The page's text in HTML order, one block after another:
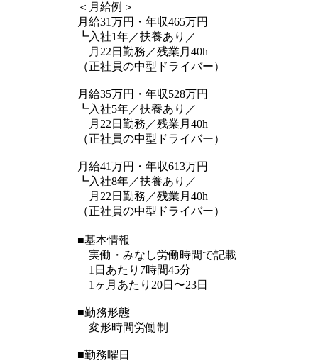
＜月給例＞
月給31万円・年収465万円
┗入社1年／扶養あり／
月22日勤務／残業月40h
（正社員の中型ドライバー）
月給35万円・年収528万円
┗入社5年／扶養あり／
月22日勤務／残業月40h
（正社員の中型ドライバー）
月給41万円・年収613万円
┗入社8年／扶養あり／
月22日勤務／残業月40h
（正社員の中型ドライバー）
■基本情報
実働・みなし労働時間で記載
1日あたり7時間45分
1ヶ月あたり20日〜23日
■勤務形態
変形時間労働制
■勤務曜日